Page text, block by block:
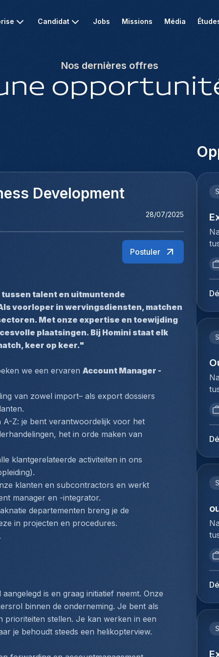
Candidat Jobs Missions Média
Nos dernières offres
Development
28/07/2025
Postuler
tussen talent en uitmuntende
voorloper in wervingsdiensten, matchen
Met onze expertise en toewijding
plaatsingen. Bij Homini staat elk
keer op keer."
we een ervaren Account Manager -
van zowel import– als export dossiers
Z: je bent verantwoordelijk voor het
het in orde maken van
klantgerelateerde activiteiten in ons
klanten en subcontractors en werkt
manager en -integrator.
departementen breng je de
in projecten en procedures.
is en graag initiatief neemt. Onze
binnen de onderneming. Je bent als
prioriteiten stellen. Je kan werken in een
je behoudt steeds een helikopterview.
&